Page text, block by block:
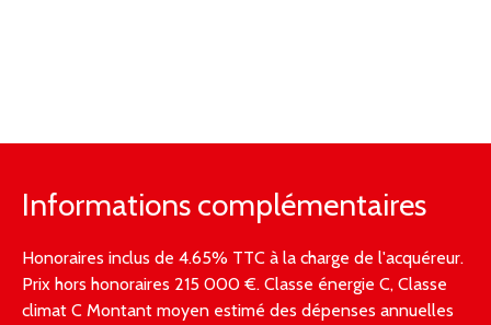
Informations complémentaires
Honoraires inclus de 4.65% TTC à la charge de l'acquéreur.
Prix hors honoraires 215 000 €. Classe énergie C, Classe
climat C Montant moyen estimé des dépenses annuelles